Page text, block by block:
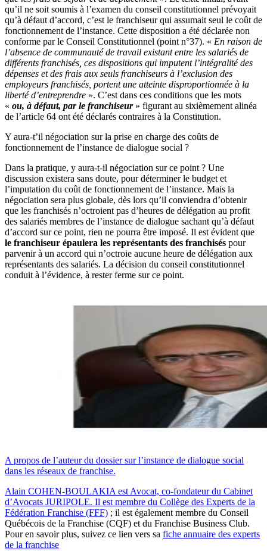
qu’il ne soit soumis à l’examen du conseil constitutionnel prévoyait
qu’à défaut d’accord, c’est le franchiseur qui assumait seul le coût de
fonctionnement de l’instance. Cette disposition a été déclarée non
conforme par le Conseil Constitutionnel (point n°37). « En raison de
l’absence de communauté de travail existant entre les salariés de
différents franchisés, ces dispositions qui imputent l’intégralité des
dépenses et des frais aux seuls franchiseurs à l’exclusion des
employeurs franchisés, portent une atteinte disproportionnée à la
liberté d’entreprendre ». C’est dans ces conditions que les mots
« ou, à défaut, par le franchiseur» figurant au sixièmement alinéa
de l’article 64 ont été déclarés contraires à la Constitution.
Y aura-t’il négociation sur la prise en charge des coûts de
fonctionnement de l’instance de dialogue social ?
Dans la pratique, y aura-t-il négociation sur ce point ? Une
discussion existera sans doute, pour déterminer le budget et
l’imputation du coût de fonctionnement de l’instance. Mais la
négociation sera plus globale, dès lors qu’il conviendra d’obtenir
que les franchisés n’octroient pas d’heures de délégation au profit
des salariés membres de l’instance de dialogue sachant qu’à défaut
d’accord sur ce point, rien ne pourra être imposé. Il est évident que
le franchiseur épaulera les représentants des franchisés pour
parvenir à un accord qui n’octroie aucune heure de délégation aux
représentants des salariés. La décision du conseil constitutionnel
conduit à l’évidence, à rester ferme sur ce point.
A propos de l’auteur du dossier sur l’instance de dialogue social
dans les réseaux de franchise.
Alain COHEN-BOULAKIA est Avocat, co-fondateur du Cabinet
d’Avocats JURIPOLE. Il est membre du Collège des Experts de la
Fédération Franchise (FFF) ; il est également membre du Conseil
Québécois de la Franchise (CQF) et du Franchise Business Club.
Pour en savoir plus, suivez ce lien vers sa fiche annuaire des experts
de la franchise